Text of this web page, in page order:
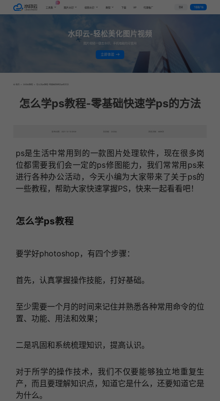
工具集 图片水印 视频水印 教程 下载 VIP 代理推广 登录 下载客户端
水印云-轻松美化图片视频
图片视频一键去水印，手机电脑均可使用
立即体验
首页 > 水印云教程 > 怎么学ps教程-零基础快速学ps的方法
怎么学ps教程-零基础快速学ps的方法
发布日期：2021-10-15 09:59 发表者：水印云 浏览次数：6699次
ps是生活中常用到的一款图片处理软件，现在很多岗
位都需要我们会一定的ps修图能力，我们常常用ps来
进行各种办公活动，今天小编为大家带来了关于ps的
一些教程，帮助大家快速掌握PS，快来一起看看吧！
怎么学ps教程
要学好photoshop，有四个步骤：
首先，认真掌握操作技能，打好基础。
至少需要一个月的时间来记住并熟悉各种常用命令的位
置、功能、用法和效果；
二是巩固和系统梳理知识，提高认识。
对于所学的操作技术，我们不仅要能够独立地重复生
产，而且要理解知识点，知道它是什么，还要知道它是
为什么。